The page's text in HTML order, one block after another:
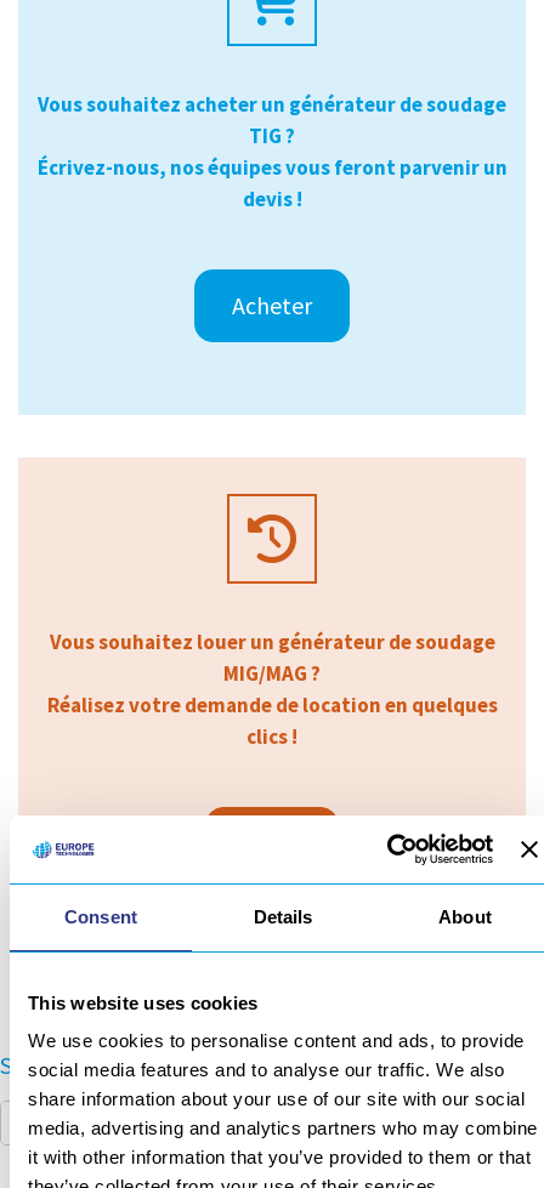
Consent Details About
This website uses cookies
We use cookies to personalise content and ads, to provide
social media features and to analyse our traffic. We also
share information about your use of our site with our social
media, advertising and analytics partners who may combine
it with other information that you’ve provided to them or that
Vous souhaitez acheter un générateur de soudage
TIG ?
Écrivez-nous, nos équipes vous feront parvenir un
devis !
Acheter
Vous souhaitez louer un générateur de soudage
MIG/MAG ?
Réalisez votre demande de location en quelques
clics !
Search